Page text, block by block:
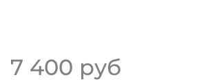
7 400 руб